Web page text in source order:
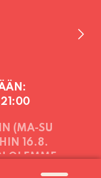
21:00
(MA-SU
16.8.
OLEMME
(PE-